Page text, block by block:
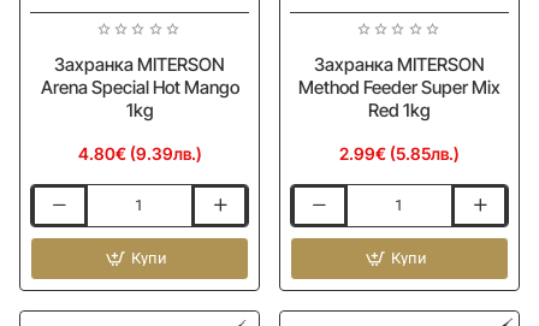
Захранка MITERSON
Arena Special Hot Mango
1kg
4.80€ (9.39лв.)
MITERSON
Special
Hot
Купи
Захранка MITERSON
Method Feeder Super Mix
Red 1kg
2.99€ (5.85лв.)
MITERSON
Feeder
Super
Купи